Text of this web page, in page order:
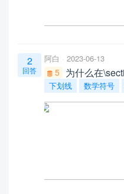
2
回答
阿白 2023-06-13
5 为什么在
下划线 数学符号